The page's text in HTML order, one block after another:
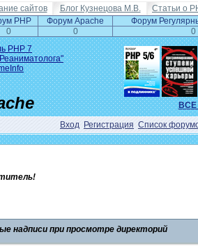
сайтов Блог Кузнецова М.В.
Статьи о
PHP Форум Apache
Форум
0 0
0
PHP 7
ВСЕ
Вход Регистрация Список
надписи при просмотре директорий